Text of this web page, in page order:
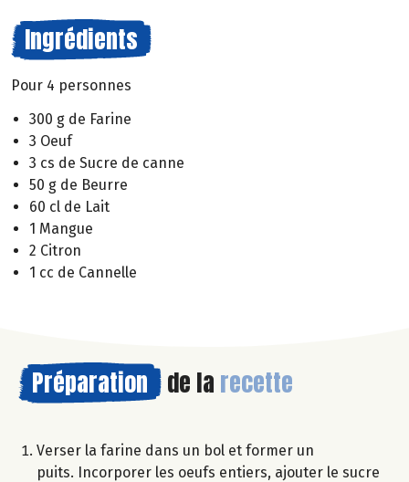
Ingrédients
Pour 4 personnes
300 g de Farine
3 Oeuf
3 cs de Sucre de canne
50 g de Beurre
60 cl de Lait
1 Mangue
2 Citron
1 cc de Cannelle
Préparation de la recette
Verser la farine dans un bol et former un
puits. Incorporer les oeufs entiers, ajouter le sucre